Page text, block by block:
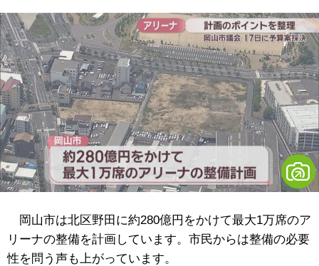
岡山市は北区野田に約280億円をかけて最大1万席のア
リーナの整備を計画しています。市民からは整備の必要
性を問う声も上がっています。